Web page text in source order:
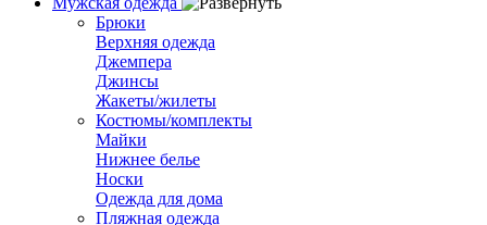
Брюки
Верхняя одежда
Джемпера
Джинсы
Жакеты/жилеты
Костюмы/комплекты
Майки
Нижнее белье
Носки
Одежда для дома
Пляжная одежда